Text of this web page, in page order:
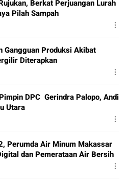
Berkat Perjuangan Lurah
Pilah Sampah
Gangguan Produksi Akibat
Diterapkan
DPC Gerindra Palopo, Andi
Utara
Perumda Air Minum Makassar
dan Pemerataan Air Bersih